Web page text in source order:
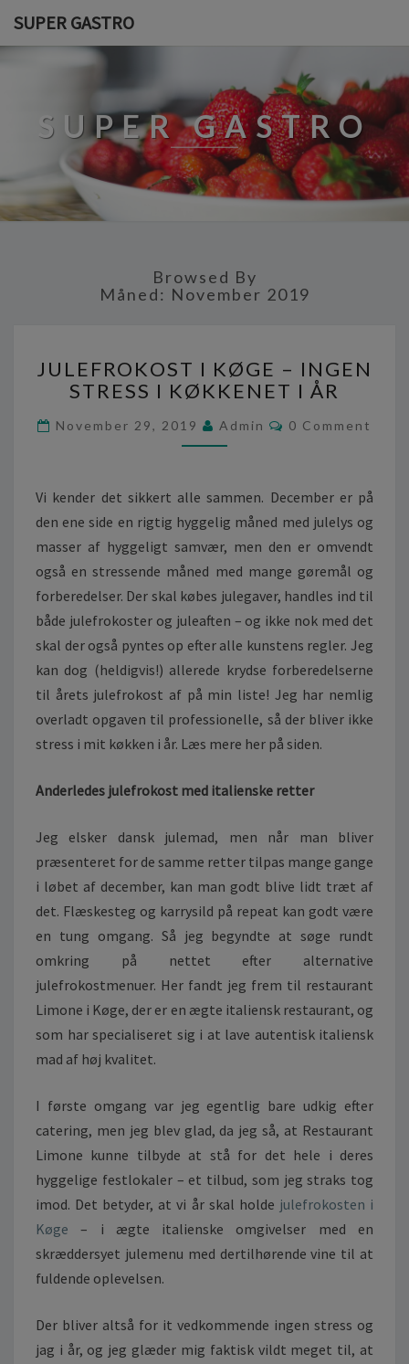
SUPER GASTRO
SUPER GASTRO
Browsed By
Måned: November 2019
L
F
R
K
S
T
I
K
Ø
G
E
–
I
E
S
R
S
S
I
K
Ø
K
E
N
Å
R
JULEFROKOST I KØGE – INGEN
STRESS I KØKKENET I ÅR
November 29, 2019 Admin
C
O
T
S
0 Comment
Vi kender det sikkert alle sammen. December er på
den ene side en rigtig hyggelig måned med julelys og
masser af hyggeligt samvær, men den er omvendt
også en stressende måned med mange gøremål og
forberedelser. Der skal købes julegaver, handles ind til
både julefrokoster og juleaften – og ikke nok med det
skal der også pyntes op efter alle kunstens regler. Jeg
kan dog (heldigvis!) allerede krydse forberedelserne
til årets julefrokost af på min liste! Jeg har nemlig
overladt opgaven til professionelle, så der bliver ikke
stress i mit køkken i år. Læs mere her på siden.
Anderledes julefrokost med italienske retter
Jeg elsker dansk julemad, men når man bliver
præsenteret for de samme retter tilpas mange gange
i løbet af december, kan man godt blive lidt træt af
det. Flæskesteg og karrysild på repeat kan godt være
en tung omgang. Så jeg begyndte at søge rundt
omkring på nettet efter alternative
julefrokostmenuer. Her fandt jeg frem til restaurant
Limone i Køge, der er en ægte italiensk restaurant, og
som har specialiseret sig i at lave autentisk italiensk
mad af høj kvalitet.
I første omgang var jeg egentlig bare udkig efter
catering, men jeg blev glad, da jeg så, at Restaurant
Limone kunne tilbyde at stå for det hele i deres
hyggelige festlokaler – et tilbud, som jeg straks tog
imod. Det betyder, at vi år skal holde julefrokosten i
Køge – i ægte italienske omgivelser med en
skræddersyet julemenu med dertilhørende vine til at
fuldende oplevelsen.
Der bliver altså for it vedkommende ingen stress og
jag i år, og jeg glæder mig faktisk vildt meget til, at